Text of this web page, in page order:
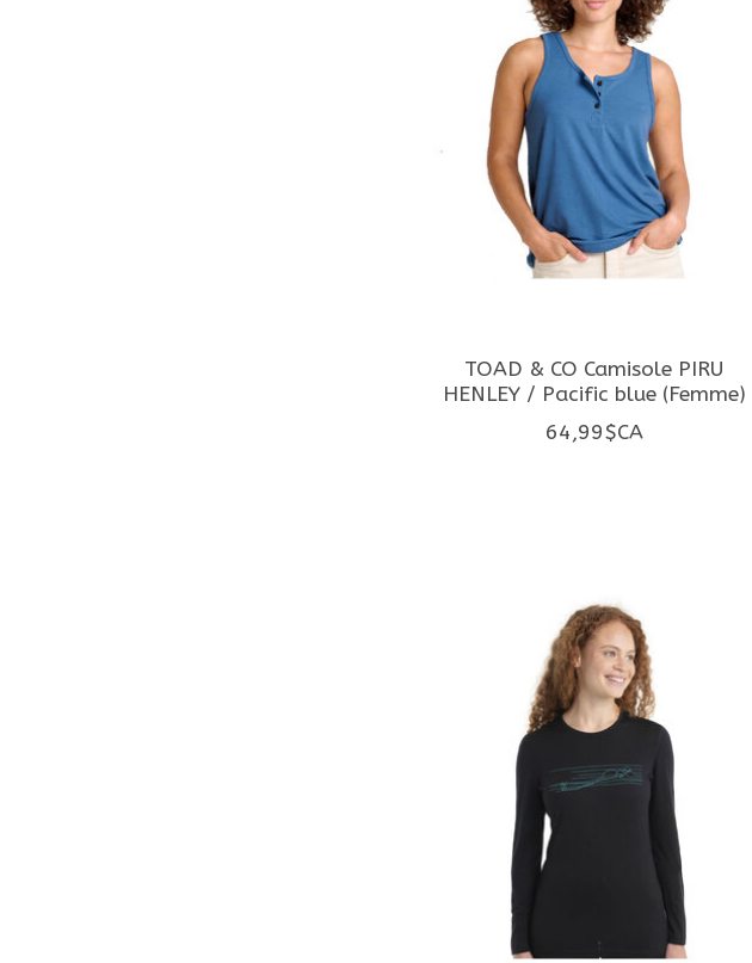
TOAD & CO Camisole PIRU
HENLEY / Pacific blue (Femme)
64,99$CA